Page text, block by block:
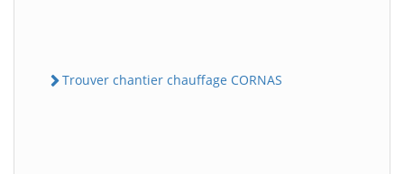
Trouver chantier chauffage CORNAS